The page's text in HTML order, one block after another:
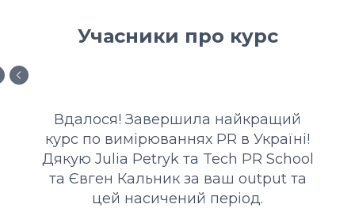
Учасники про курс
Вдалося! Завершила найкращий
курс по вимірюваннях PR в Україні!
Дякую Julia Petryk тa Tech PR School
та Євген Кальник за ваш output та
цей насичений період.